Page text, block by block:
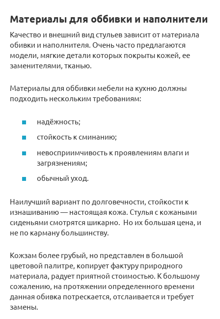
Материалы для оббивки и наполнители
Качество и внешний вид стульев зависит от материала
обивки и наполнителя. Очень часто предлагаются
модели, мягкие детали которых покрыты кожей, ее
заменителями, тканью.
Материалы для оббивки мебели на кухню должны
подходить нескольким требованиям:
надёжность;
стойкость к сминанию;
невосприимчивость к проявлениям влаги и
загрязнениям;
обычный уход.
Наилучший вариант по долговечности, стойкости к
изнашиванию — настоящая кожа. Стулья с кожаными
сиденьями смотрятся шикарно. Но их большая цена, и
не по карману большинству.
Кожзам более грубый, но представлен в большой
цветовой палитре, копирует фактуру природного
материала, радует приятной стоимостью. К большому
сожалению, на протяжении определенного времени
данная обивка потрескается, отслаивается и требует
замены.